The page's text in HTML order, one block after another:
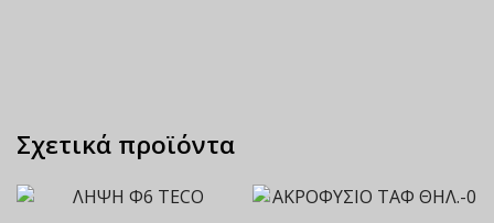
Σχετικά προϊόντα